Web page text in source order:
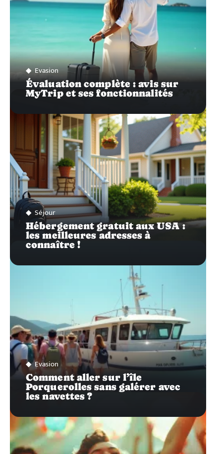
Evasion
Évaluation complète : avis sur
MyTrip et ses fonctionnalités
Séjour
Hébergement gratuit aux USA :
les meilleures adresses à
connaître !
Evasion
Comment aller sur l’île
Porquerolles sans galérer avec
les navettes ?